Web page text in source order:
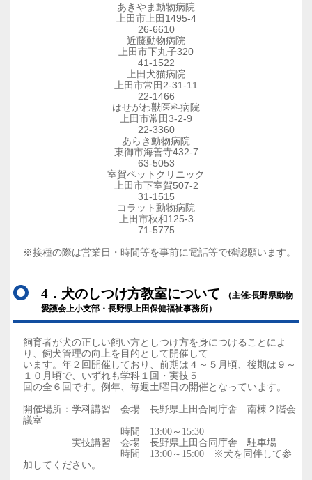
あきやま動物病院
上田市上田1495-4
26-6610
近藤動物病院
上田市下丸子320
41-1522
上田犬猫病院
上田市常田2-31-11
22-1466
はせがわ獣医科病院
上田市常田3-2-9
22-3360
あらき動物病院
東御市海善寺432-7
63-5053
室賀ペットクリニック
上田市下室賀507-2
31-1515
コラット動物病院
上田市秋和125-3
71-5775
※接種の際は営業日・時間等を事前に電話等で確認願います。
4．犬のしつけ方教室について
（主催:長野県動物
愛護会上小支部・長野県上田保健福祉事務所）
飼育者が犬の正しい飼い方としつけ方を身につけることによ
り、飼犬管理の向上を目的として開催して
います。年２回開催しており、前期は４～５月頃、後期は９～
１０月頃で、いずれも学科１回・実技５
回の全６回です。例年、毎週土曜日の開催となっています。
開催場所：学科講習 会場 長野県上田合同庁舎 南棟２階会
議室
時間 13:00～15:30
実技講習 会場 長野県上田合同庁舎 駐車場
時間 13:00～15:00 ※犬を同伴して参
加してください。